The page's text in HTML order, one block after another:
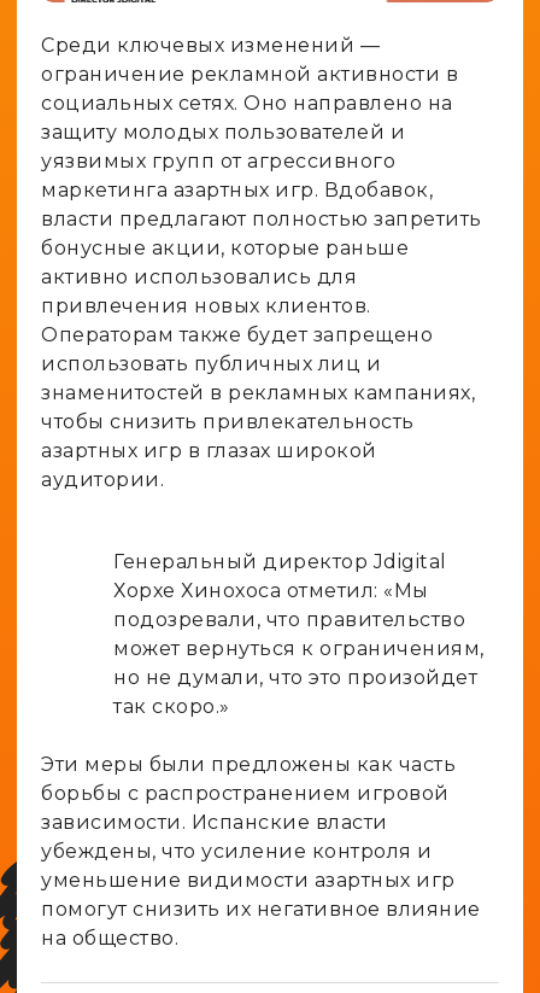
Среди ключевых изменений —
ограничение рекламной активности в
социальных сетях. Оно направлено на
защиту молодых пользователей и
уязвимых групп от агрессивного
маркетинга азартных игр. Вдобавок,
власти предлагают полностью запретить
бонусные акции, которые раньше
активно использовались для
привлечения новых клиентов.
Операторам также будет запрещено
использовать публичных лиц и
знаменитостей в рекламных кампаниях,
чтобы снизить привлекательность
азартных игр в глазах широкой
аудитории.
Генеральный директор Jdigital
Хорхе Хинохоса отметил: «Мы
подозревали, что правительство
может вернуться к ограничениям,
но не думали, что это произойдет
так скоро.»
Эти меры были предложены как часть
борьбы с распространением игровой
зависимости. Испанские власти
убеждены, что усиление контроля и
уменьшение видимости азартных игр
помогут снизить их негативное влияние
на общество.